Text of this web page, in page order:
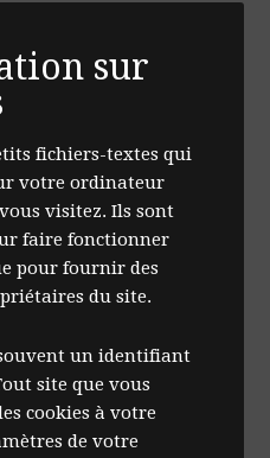
sur
fichiers-textes qui
votre ordinateur
visitez. Ils sont
faire fonctionner
pour fournir des
du site.
un identifiant
site que vous
cookies à votre
de votre